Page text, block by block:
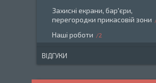
Захисні екрани, бар'єри,
перегородки прикасовій зони
Наші роботи 2
ВІДГУКИ